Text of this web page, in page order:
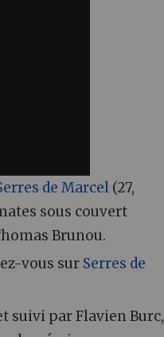
de Marcel (27,
sous couvert
Brunou.
vous sur Serres de
suivi par Flavien Burc,